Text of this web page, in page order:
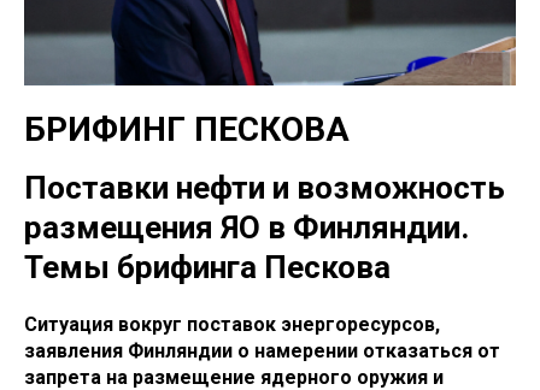
БРИФИНГ ПЕСКОВА
Поставки нефти и возможность
размещения ЯО в Финляндии.
Темы брифинга Пескова
Ситуация вокруг поставок энергоресурсов,
заявления Финляндии о намерении отказаться от
запрета на размещение ядерного оружия и